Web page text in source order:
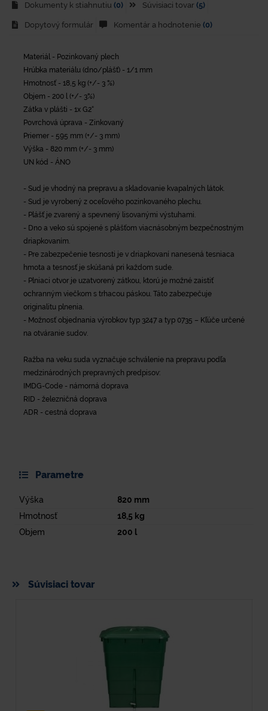
Dokumenty k stiahnutiu (0) Súvisiaci tovar (5)
Dopytový formulár Komentár a hodnotenie (0)
Materiál - Pozinkovaný plech
Hrúbka materiálu (dno/plášť) - 1/1 mm
Hmotnosť - 18,5 kg (+/- 3 %)
Objem - 200 l (+/- 3%)
Zátka v plášti - 1x G2“
Povrchová úprava - Zinkovaný
Priemer - 595 mm (+/- 3 mm)
Výška - 820 mm (+/- 3 mm)
UN kód - ÁNO
- Sud je vhodný na prepravu a skladovanie kvapalných látok.
- Sud je vyrobený z oceľového pozinkovaného plechu.
- Plášť je zvarený a spevnený lisovanými výstuhami.
- Dno a veko sú spojené s plášťom viacnásobným bezpečnostným
driapkovaním.
- Pre zabezpečenie tesnosti je v driapkovaní nanesená tesniaca
hmota a tesnosť je skúšaná pri každom sude.
- Plniaci otvor je uzatvorený zátkou, ktorú je možné zaistiť
ochranným viečkom s trhacou páskou. Táto zabezpečuje
originalitu plnenia.
- Možnosť objednania výrobkov typ 3247 a typ 0735 – Kľúče určené
na otváranie sudov.
Ražba na veku suda vyznačuje schválenie na prepravu podľa
medzinárodných prepravných predpisov:
IMDG-Code - námorná doprava
RID - železničná doprava
ADR - cestná doprava
Parametre
Výška 820 mm
Hmotnosť
18,5 kg
Objem
200 l
Súvisiaci tovar